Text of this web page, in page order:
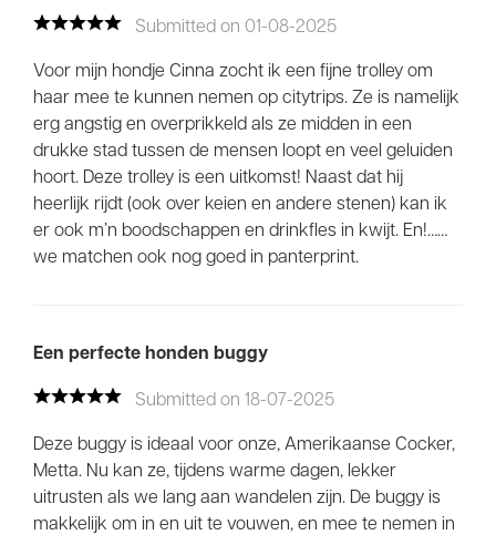
Submitted on 01-08-2025
Voor mijn hondje Cinna zocht ik een fijne trolley om
haar mee te kunnen nemen op citytrips. Ze is namelijk
erg angstig en overprikkeld als ze midden in een
drukke stad tussen de mensen loopt en veel geluiden
hoort. Deze trolley is een uitkomst! Naast dat hij
heerlijk rijdt (ook over keien en andere stenen) kan ik
er ook m’n boodschappen en drinkfles in kwijt. En!……
we matchen ook nog goed in panterprint.
Een perfecte honden buggy
Submitted on 18-07-2025
Deze buggy is ideaal voor onze, Amerikaanse Cocker,
Metta. Nu kan ze, tijdens warme dagen, lekker
uitrusten als we lang aan wandelen zijn. De buggy is
makkelijk om in en uit te vouwen, en mee te nemen in